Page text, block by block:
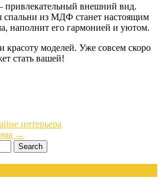
привлекательный внешний вид.
спальни из МДФ станет настоящим
наполнит его гармонией и уютом.
красоту моделей. Уже совсем скоро
стать вашей!
интерьера
→